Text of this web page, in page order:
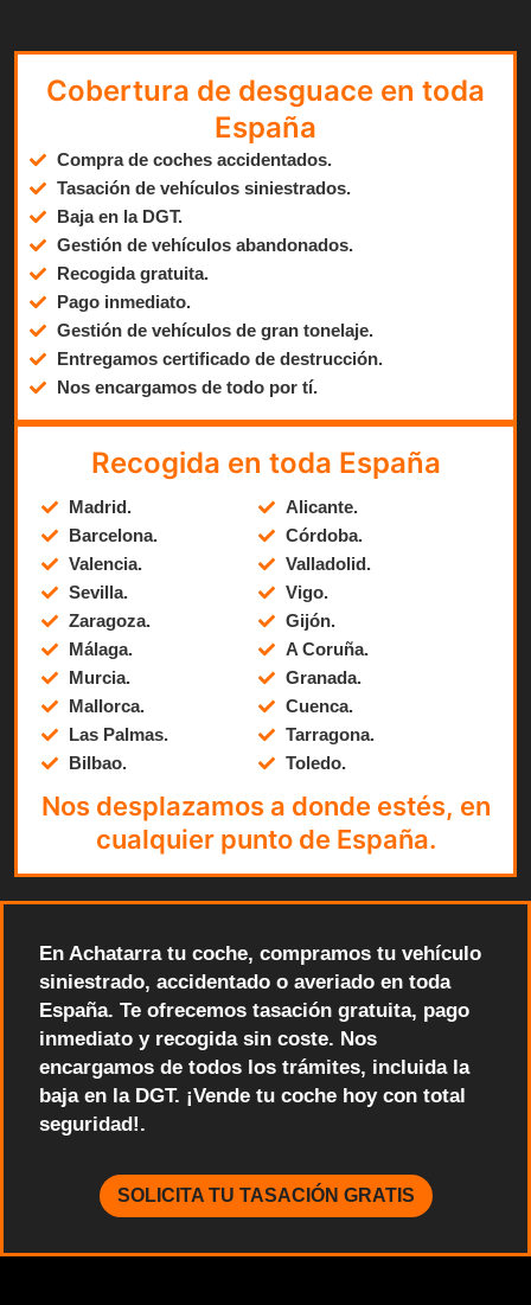
Cobertura de desguace en toda
España
Compra de coches accidentados.
Tasación de vehículos siniestrados.
Baja en la DGT.
Gestión de vehículos abandonados.
Recogida gratuita.
Pago inmediato.
Gestión de vehículos de gran tonelaje.
Entregamos certificado de destrucción.
Nos encargamos de todo por tí.
Recogida en toda España
Madrid.
Barcelona.
Valencia.
Sevilla.
Zaragoza.
Málaga.
Murcia.
Mallorca.
Las Palmas.
Bilbao.
Alicante.
Córdoba.
Valladolid.
Vigo.
Gijón.
A Coruña.
Granada.
Cuenca.
Tarragona.
Toledo.
Nos desplazamos a donde estés, en
cualquier punto de España.
En Achatarra tu coche, compramos tu vehículo
siniestrado, accidentado o averiado en toda
España. Te ofrecemos tasación gratuita, pago
inmediato y recogida sin coste. Nos
encargamos de todos los trámites, incluida la
baja en la DGT. ¡Vende tu coche hoy con total
seguridad!.
SOLICITA TU TASACIÓN GRATIS